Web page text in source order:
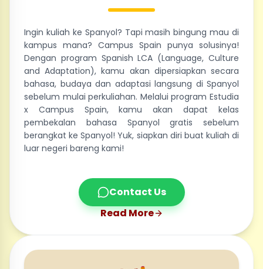
Ingin kuliah ke Spanyol? Tapi masih bingung mau di
kampus mana? Campus Spain punya solusinya!
Dengan program Spanish LCA (Language, Culture
and Adaptation), kamu akan dipersiapkan secara
bahasa, budaya dan adaptasi langsung di Spanyol
sebelum mulai perkuliahan. Melalui program Estudia
x Campus Spain, kamu akan dapat kelas
pembekalan bahasa Spanyol gratis sebelum
berangkat ke Spanyol! Yuk, siapkan diri buat kuliah di
luar negeri bareng kami!
Contact Us
Read More